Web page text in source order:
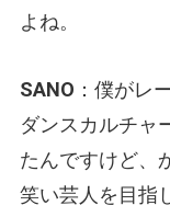
よね。
SANO ：僕がレ
ダンスカルチャ
たんですけど、
笑い芸人を目指